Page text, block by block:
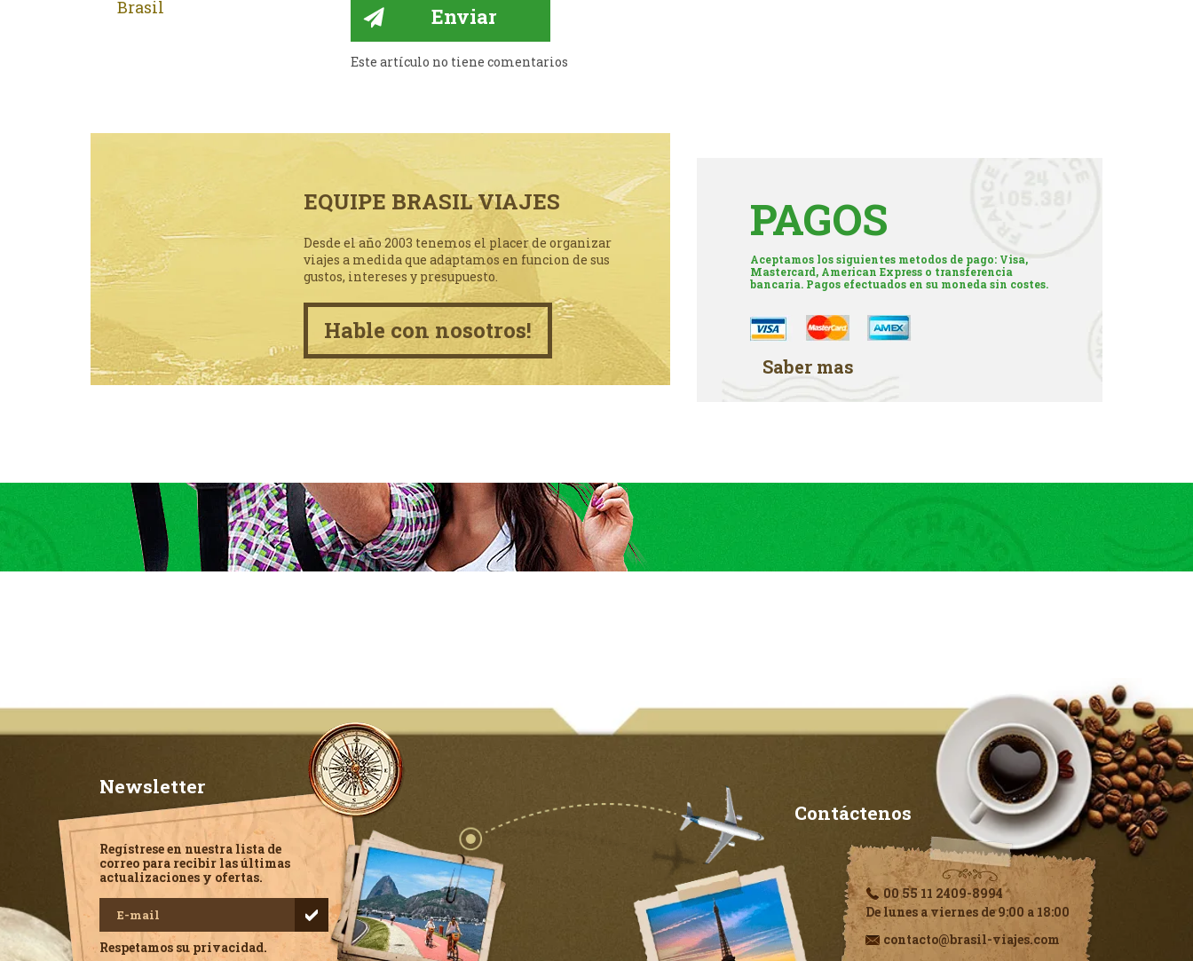
Brasil
Este artículo no tiene comentarios
EQUIPE BRASIL VIAJES
Desde el año 2003 tenemos el placer de organizar
viajes a medida que adaptamos en funcion de sus
gustos, intereses y presupuesto.
Hable con nosotros!
PAGOS
Aceptamos los siguientes metodos de pago: Visa,
Mastercard, American Express o transferencia
bancaria. Pagos efectuados en su moneda sin costes.
Saber mas
Newsletter
Regístrese en nuestra lista de
correo para recibir las últimas
actualizaciones y ofertas.
Respetamos su privacidad.
Contáctenos
00 55 11 2409-8994
De lunes a viernes de 9:00 a 18:00
contacto@brasil-viajes.com